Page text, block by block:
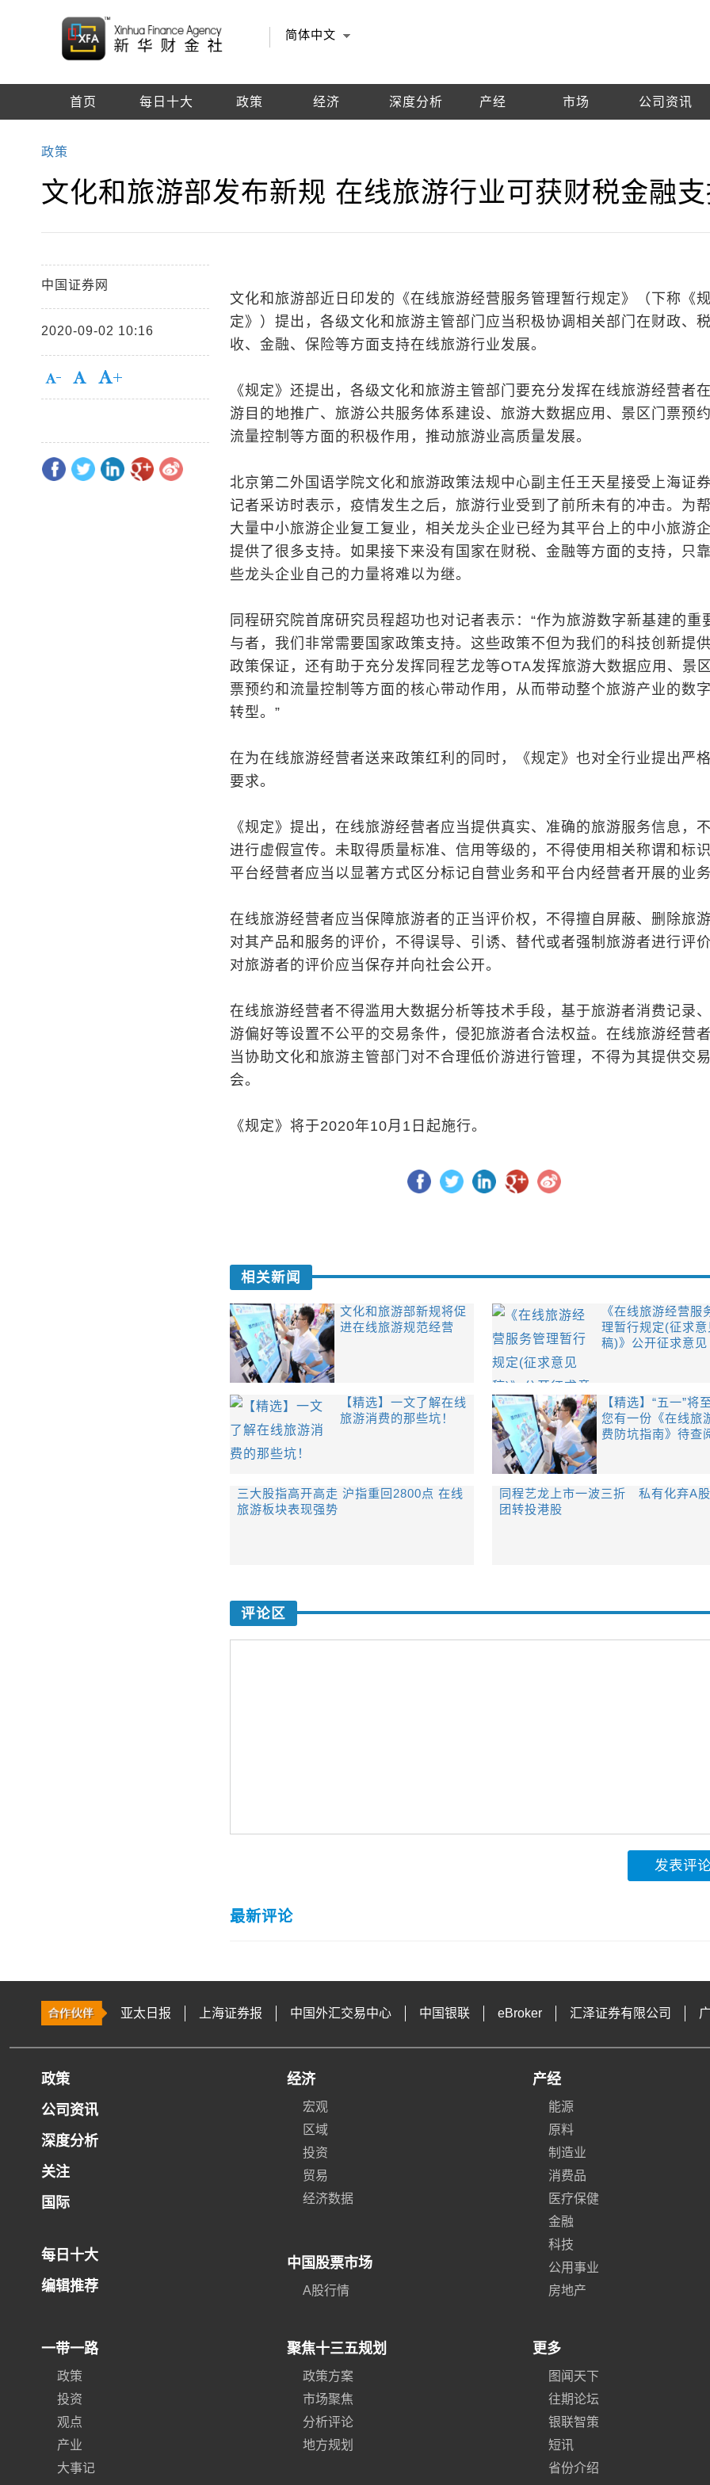
简体中文
首页 每日十大 政策 经济 深度分析 产经 市场 公司资讯
政策
文化和旅游部发布新规 在线旅游行业可获财税金融
中国证券网
2020-09-02 10:16
文化和旅游部近日印发的《在线旅游经营服务管理暂行规定》（下称《规
定》）提出，各级文化和旅游主管部门应当积极协调相关部门在财政、税
收、金融、保险等方面支持在线旅游行业发展。
《规定》还提出，各级文化和旅游主管部门要充分发挥在线旅游经营者
游目的地推广、旅游公共服务体系建设、旅游大数据应用、景区门票预
流量控制等方面的积极作用，推动旅游业高质量发展。
北京第二外国语学院文化和旅游政策法规中心副主任王天星接受上海证
记者采访时表示，疫情发生之后，旅游行业受到了前所未有的冲击。为
大量中小旅游企业复工复业，相关龙头企业已经为其平台上的中小旅游
提供了很多支持。如果接下来没有国家在财税、金融等方面的支持，只
些龙头企业自己的力量将难以为继。
同程研究院首席研究员程超功也对记者表示：“作为旅游数字新基建的重
与者，我们非常需要国家政策支持。这些政策不但为我们的科技创新提
政策保证，还有助于充分发挥同程艺龙等OTA发挥旅游大数据应用、景区
票预约和流量控制等方面的核心带动作用，从而带动整个旅游产业的数
转型。”
在为在线旅游经营者送来政策红利的同时，《规定》也对全行业提出严
要求。
《规定》提出，在线旅游经营者应当提供真实、准确的旅游服务信息，
进行虚假宣传。未取得质量标准、信用等级的，不得使用相关称谓和标识
平台经营者应当以显著方式区分标记自营业务和平台内经营者开展的业务
在线旅游经营者应当保障旅游者的正当评价权，不得擅自屏蔽、删除旅
对其产品和服务的评价，不得误导、引诱、替代或者强制旅游者进行评价
对旅游者的评价应当保存并向社会公开。
在线旅游经营者不得滥用大数据分析等技术手段，基于旅游者消费记录
游偏好等设置不公平的交易条件，侵犯旅游者合法权益。在线旅游经营
当协助文化和旅游主管部门对不合理低价游进行管理，不得为其提供交
会。
《规定》将于2020年10月1日起施行。
相关新闻
文化和旅游部新规将促
进在线旅游规范经营
《在线旅游经营服
理暂行规定(征求意
稿)》公开征求意见
【精选】一文了解在线
旅游消费的那些坑！
【精选】“五一”将至
您有一份《在线旅
费防坑指南》待查
三大股指高开高走 沪指重回2800点 在线
旅游板块表现强势
同程艺龙上市一波三折 私有化弃A
团转投港股
评论区
发表评论
最新评论
亚太日报 上海证券报 中国外汇交易中心 中国银联 eBroker 汇泽证券有限公司
政策
公司资讯
深度分析
关注
国际
每日十大
编辑推荐
经济
宏观
区域
投资
贸易
经济数据
中国股票市场
A股行情
产经
能源
原料
制造业
消费品
医疗保健
金融
科技
公用事业
房地产
一带一路
政策
投资
观点
产业
大事记
聚焦十三五规划
政策方案
市场聚焦
分析评论
地方规划
更多
图闻天下
往期论坛
银联智策
短讯
省份介绍